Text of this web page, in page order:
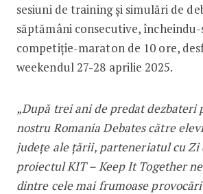
sesiuni de training și simulări de
săptămâni consecutive, încheindu-
competiție-maraton de 10 ore,
weekendul 27-28 aprilie 2025.
„După trei ani de predat
nostru Romania Debates către
județe ale țării, parteneriatul cu Zi
proiectul KIT – Keep It Together
dintre cele mai frumoase